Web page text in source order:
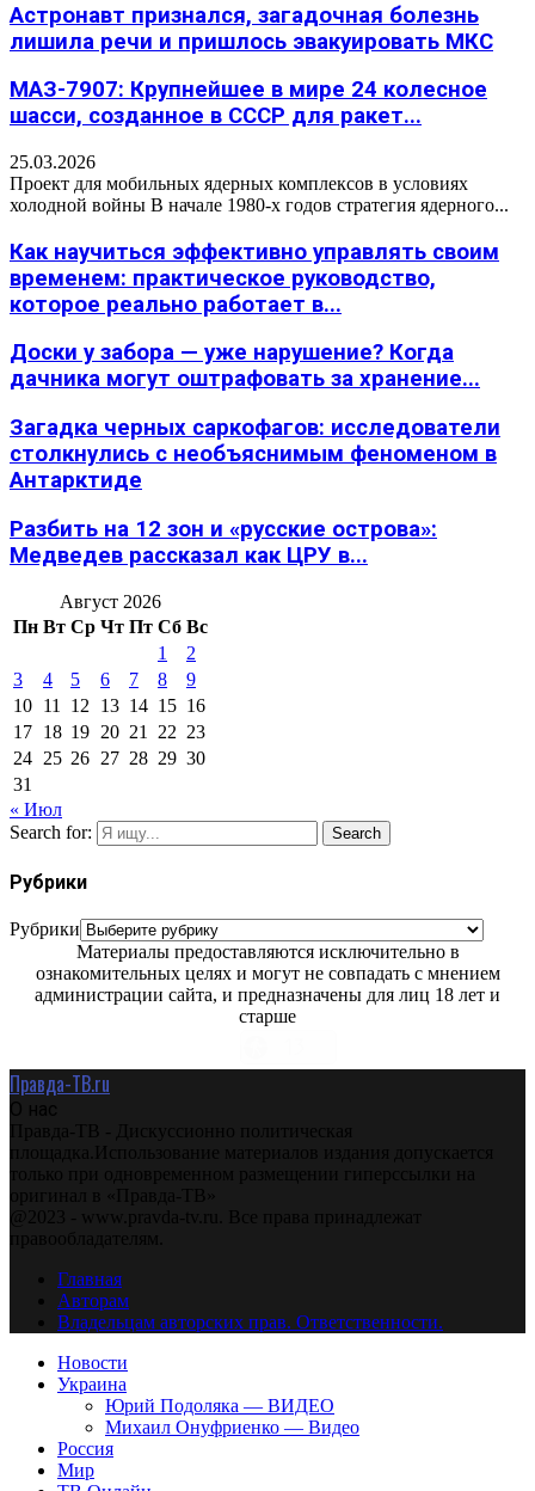
Астронавт признался, загадочная болезнь
лишила речи и пришлось эвакуировать МКС
МАЗ-7907: Крупнейшее в мире 24 колесное
шасси, созданное в СССР для ракет...
25.03.2026
Проект для мобильных ядерных комплексов в условиях
холодной войны В начале 1980-х годов стратегия ядерного...
Как научиться эффективно управлять своим
временем: практическое руководство,
которое реально работает в...
Доски у забора — уже нарушение? Когда
дачника могут оштрафовать за хранение...
Загадка черных саркофагов: исследователи
столкнулись с необъяснимым феноменом в
Антарктиде
Разбить на 12 зон и «русские острова»:
Медведев рассказал как ЦРУ в...
Август 2026
Пн Вт Ср Чт Пт Сб Вс
1
2
3
4 5 6 7 8
9
10 11 12 13 14 15 16
17 18 19 20 21 22 23
24 25 26 27 28 29 30
31
« Июл
Search for:
Search
Рубрики
Рубрики
Материалы предоставляются исключительно в
ознакомительных целях и могут не совпадать с мнением
администрации сайта, и предназначены для лиц 18 лет и
старше
Правда-ТВ.ru
О нас
Правда-ТВ - Дискуссионно политическая
площадка.Использование материалов издания допускается
только при одновременном размещении гиперссылки на
оригинал в «Правда-ТВ»
@2023 - www.pravda-tv.ru. Все права принадлежат
правообладателям.
Главная
Авторам
Владельцам авторских прав. Ответственности.
Новости
Украина
Юрий Подоляка — ВИДЕО
Михаил Онуфриенко — Видео
Россия
Мир